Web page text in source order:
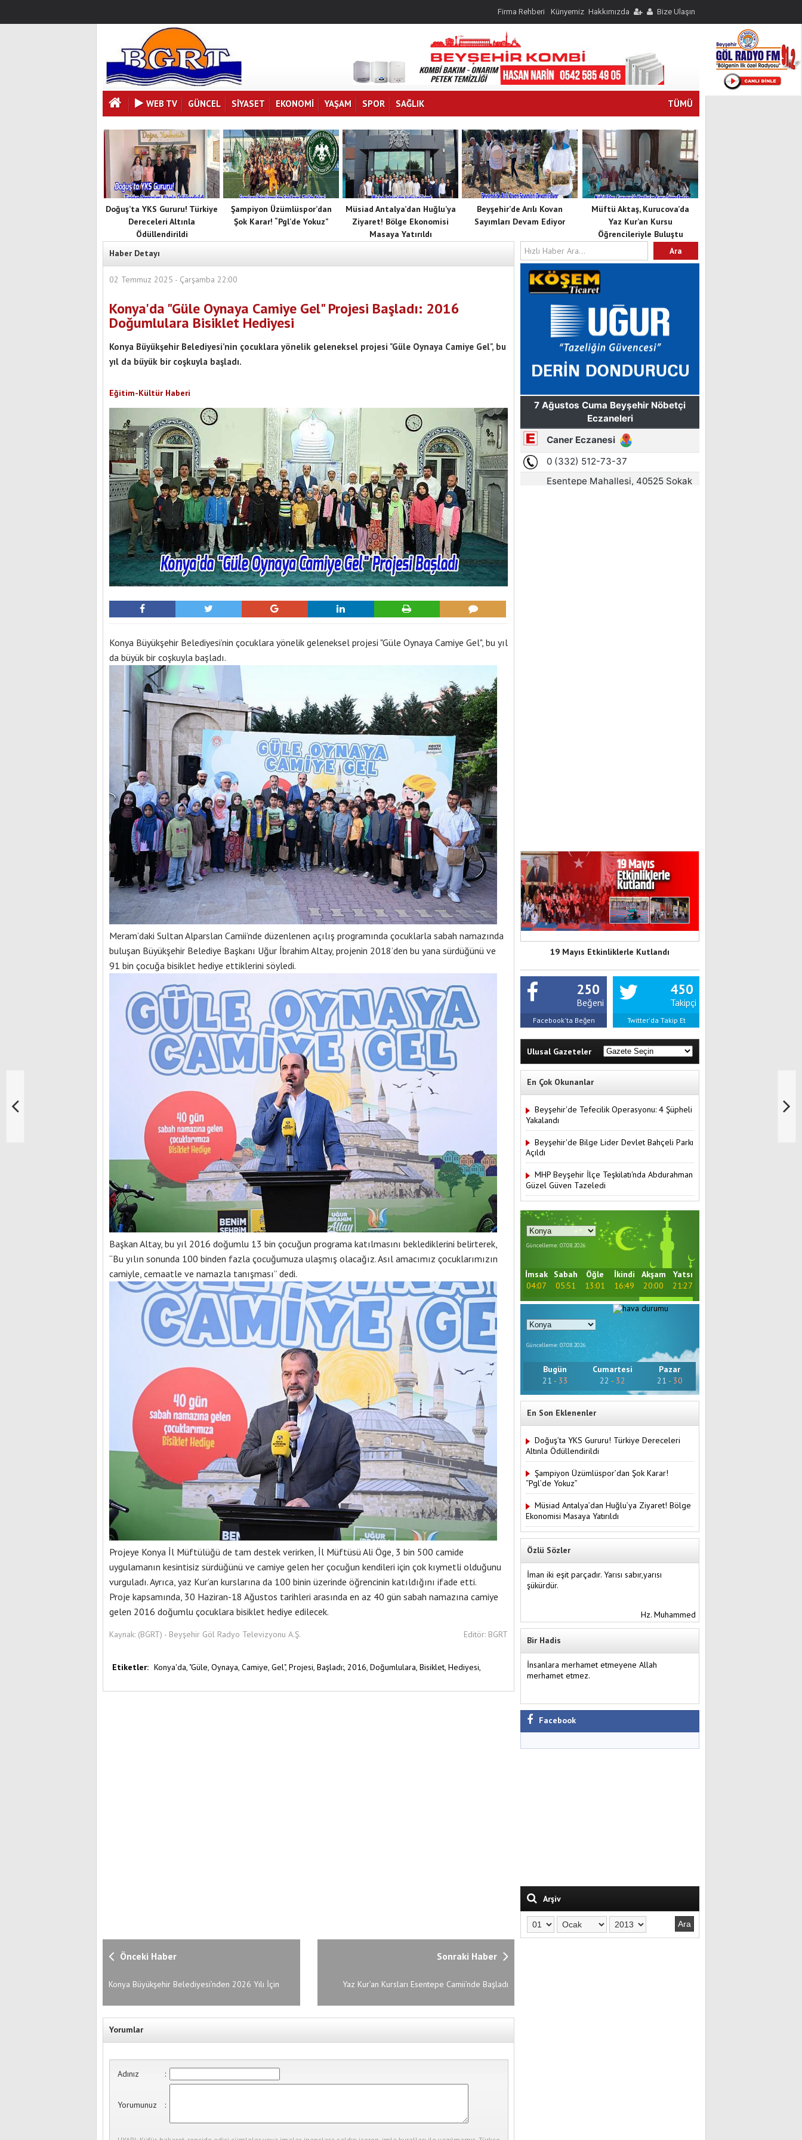
Firma Rehberi Künyemiz Hakkımızda Bize Ulaşın
WEB TV GÜNCEL SIYASET EKONOMI YAŞAM SPOR SAĞLIK TÜMÜ
Doğuş’ta YKS Gururu! Türkiye
Dereceleri Altınla
Ödüllendirildi
Şampiyon Üzümlüspor’dan
Şok Karar! “Pgl’de Yokuz”
Müsiad Antalya’dan Huğlu’ya
Ziyaret! Bölge Ekonomisi
Masaya Yatırıldı
Müftü Aktaş, Kurucova’da
Yaz Kur’an Kursu
Öğrencileriyle Buluştu
Beyşehir’de Arılı Kovan
Sayımları Devam Ediyor
Haber Detayı
02 Temmuz 2025 - Çarşamba 22:00
Konya'da "Güle Oynaya Camiye Gel" Projesi Başladı: 2016
Doğumlulara Bisiklet Hediyesi
Konya Büyükşehir Belediyesi’nin çocuklara yönelik geleneksel projesi "Güle Oynaya Camiye Gel", bu
yıl da büyük bir coşkuyla başladı.
Eğitim-Kültür Haberi
Konya Büyükşehir Belediyesi’nin çocuklara yönelik geleneksel projesi "Güle Oynaya Camiye Gel", bu yıl
da büyük bir coşkuyla başladı.
Meram’daki Sultan Alparslan Camii’nde düzenlenen açılış programında çocuklarla sabah namazında
buluşan Büyükşehir Belediye Başkanı Uğur İbrahim Altay, projenin 2018’den bu yana sürdüğünü ve
91 bin çocuğa bisiklet hediye ettiklerini söyledi.
Başkan Altay, bu yıl 2016 doğumlu 13 bin çocuğun programa katılmasını beklediklerini belirterek,
“Bu yılın sonunda 100 binden fazla çocuğumuza ulaşmış olacağız. Asıl amacımız çocuklarımızın
camiyle, cemaatle ve namazla tanışması” dedi.
Projeye Konya İl Müftülüğü de tam destek verirken, İl Müftüsü Ali Öge, 3 bin 500 camide
uygulamanın kesintisiz sürdüğünü ve camiye gelen her çocuğun kendileri için çok kıymetli olduğunu
vurguladı. Ayrıca, yaz Kur’an kurslarına da 100 binin üzerinde öğrencinin katıldığını ifade etti.
Proje kapsamında, 30 Haziran-18 Ağustos tarihleri arasında en az 40 gün sabah namazına camiye
gelen 2016 doğumlu çocuklara bisiklet hediye edilecek.
Kaynak: (BGRT) - Beyşehir Göl Radyo Televizyonu A.Ş. Editör: BGRT
Etiketler: Konya'da, "Güle, Oynaya, Camiye, Gel", Projesi, Başladı:, 2016, Doğumlulara, Bisiklet, Hediyesi,
Önceki Haber
Konya Büyükşehir Belediyesi’nden 2026 Yılı İçin
Sonraki Haber
Yaz Kur’an Kursları Esentepe Camii’nde Başladı
Yorumlar
Adınız :
Yorumunuz :
19 Mayıs Etkinliklerle Kutlandı
250
Beğeni
Facebook'ta Beğen
450
Takipçi
Twitter'da Takip Et
Ulusal Gazeteler
En Çok Okunanlar
Beyşehir'de Tefecilik Operasyonu: 4 Şüpheli
Yakalandı
Beyşehir'de Bilge Lider Devlet Bahçeli Parkı
Açıldı
MHP Beyşehir İlçe Teşkilatı'nda Abdurahman
Güzel Güven Tazeledi
Güncelleme: 07.08.2026
İmsak
04:07
Sabah
05:51
Öğle
13:01
İkindi
16:49
Akşam
20:00
Yatsı
21:27
Güncelleme: 07.08.2026
Bugün
21 - 33
Cumartesi
22 - 32
Pazar
21 - 30
En Son Eklenenler
Doğuş’ta YKS Gururu! Türkiye Dereceleri
Altınla Ödüllendirildi
Şampiyon Üzümlüspor’dan Şok Karar!
“Pgl’de Yokuz”
Müsiad Antalya’dan Huğlu’ya Ziyaret! Bölge
Ekonomisi Masaya Yatırıldı
Özlü Sözler
İman iki eşit parçadır. Yarısı sabır,yarısı
şükürdür.
Hz. Muhammed
Bir Hadis
İnsanlara merhamet etmeyene Allah
merhamet etmez.
Facebook
Arşiv